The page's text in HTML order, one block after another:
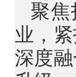
聚
业，
深度